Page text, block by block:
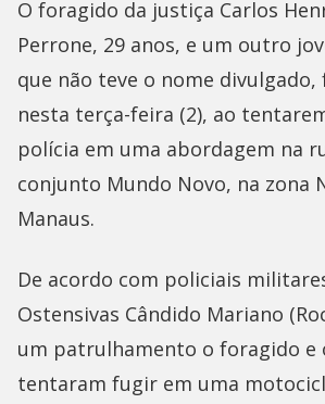
O foragido da justiça Carlos
Perrone, 29 anos, e um outro
que não teve o nome
nesta terça-feira (2), ao
polícia em uma abordagem na
conjunto Mundo Novo, na zona
Manaus.
De acordo com policiais
Ostensivas Cândido Mariano
um patrulhamento o foragido e
tentaram fugir em uma